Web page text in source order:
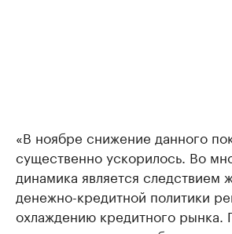
«В ноябре снижение данного
существенно ускорилось. Во
динамика является следствием
денежно-кредитной политики
охлаждению кредитного рынка.